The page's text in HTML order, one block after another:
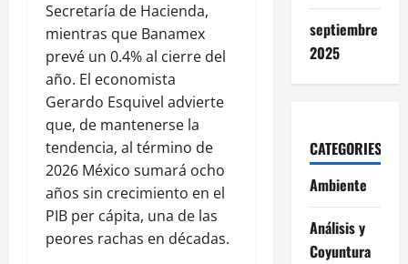
Secretaría de Hacienda,
mientras que Banamex
prevé un 0.4% al cierre del
año. El economista
Gerardo Esquivel advierte
que, de mantenerse la
tendencia, al término de
2026 México sumará ocho
años sin crecimiento en el
PIB per cápita, una de las
peores rachas en décadas.
septiembre
2025
CATEGORIES
Ambiente
Análisis y
Coyuntura